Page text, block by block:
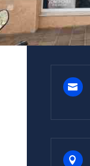

